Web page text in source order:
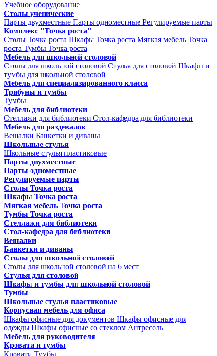
Учебное оборудование
Столы ученические
Парты двухместные Парты одноместные Регулируемые парты
Комплекс "Точка роста"
Столы Точка роста Шкафы Точка роста Мягкая мебель Точка
роста Тумбы Точка роста
Мебель для школьной столовой
Столы для школьной столовой Стулья для столовой Шкафы и
тумбы для школьной столовой
Мебель для специализированного класса
Трибуны и тумбы
Тумбы
Мебель для библиотеки
Стеллажи для библиотеки Стол-кафедра для библиотеки
Мебель для раздевалок
Вешалки Банкетки и диваны
Школьные стулья
Школьные стулья пластиковые
Парты двухместные
Парты одноместные
Регулируемые парты
Столы Точка роста
Шкафы Точка роста
Мягкая мебель Точка роста
Тумбы Точка роста
Стеллажи для библиотеки
Стол-кафедра для библиотеки
Вешалки
Банкетки и диваны
Столы для школьной столовой
Столы для школьной столовой на 6 мест
Стулья для столовой
Шкафы и тумбы для школьной столовой
Тумбы
Школьные стулья пластиковые
Корпусная мебель для офиса
Шкафы офисные для документов Шкафы офисные для
одежды Шкафы офисные со стеклом Антресоль
Мебель для руководителя
Кровати и тумбы
Кровати Тумбы